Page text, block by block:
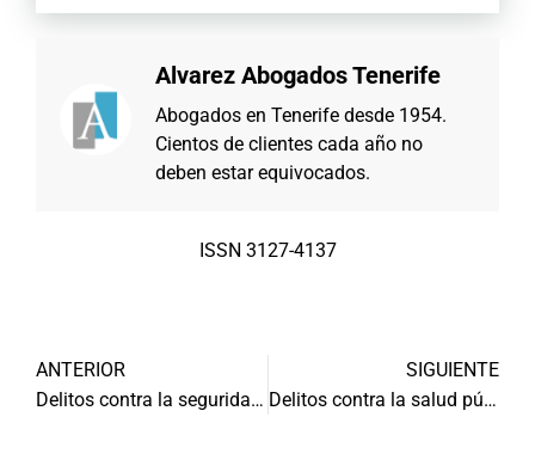
Alvarez Abogados Tenerife
Abogados en Tenerife desde 1954.
Cientos de clientes cada año no
deben estar equivocados.
ISSN 3127-4137
ANTERIOR
Delitos contra la seguridad vial: cómo evitar sanciones
SIGUIENTE
Delitos contra la salud pública: cómo evitar sanciones